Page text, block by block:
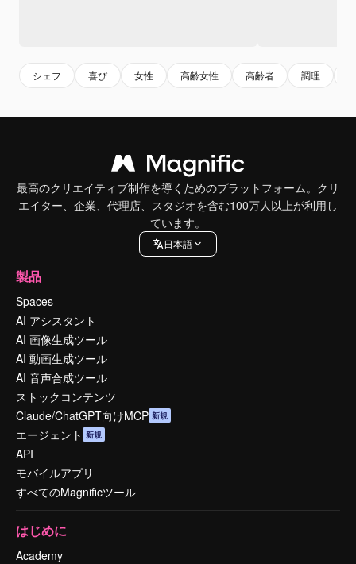
シェフ 喜び 女性 高齢女性 高齢者 調理
最高のクリエイティブ制作を導くためのプラットフォーム。クリ
エイター、企業、代理店、スタジオを含む100万人以上が利用し
ています。
日本語
製品
Spaces
AI アシスタント
AI 画像生成ツール
AI 動画生成ツール
AI 音声合成ツール
ストックコンテンツ
Claude/ChatGPT向けMCP 新規
エージェント 新規
API
モバイルアプリ
すべてのMagnificツール
はじめに
Academy